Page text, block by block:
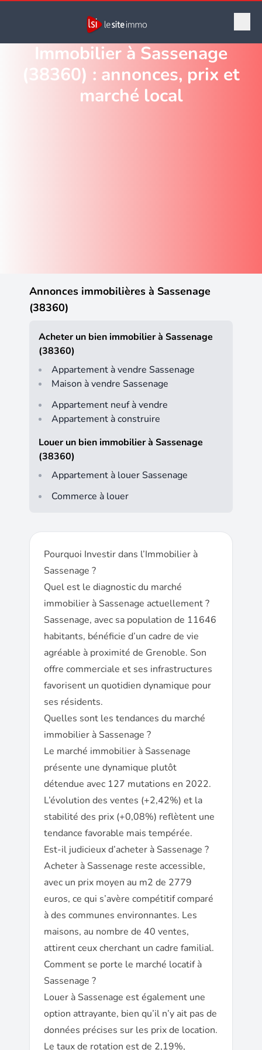
Immobilier à Sassenage
(38360) : annonces, prix et
marché local
Annonces immobilières à Sassenage
(38360)
Acheter un bien immobilier à Sassenage
(38360)
Appartement à vendre Sassenage
Maison à vendre Sassenage
Appartement neuf à vendre
Appartement à construire
Louer un bien immobilier à Sassenage
(38360)
Appartement à louer Sassenage
Commerce à louer
Pourquoi Investir dans l’Immobilier à
Sassenage ?
Quel est le diagnostic du marché
immobilier à Sassenage actuellement ?
Sassenage, avec sa population de 11646
habitants, bénéficie d’un cadre de vie
agréable à proximité de Grenoble. Son
offre commerciale et ses infrastructures
favorisent un quotidien dynamique pour
ses résidents.
Quelles sont les tendances du marché
immobilier à Sassenage ?
Le marché immobilier à Sassenage
présente une dynamique plutôt
détendue avec 127 mutations en 2022.
L’évolution des ventes (+2,42%) et la
stabilité des prix (+0,08%) reflètent une
tendance favorable mais tempérée.
Est-il judicieux d’acheter à Sassenage ?
Acheter à Sassenage reste accessible,
avec un prix moyen au m2 de 2779
euros, ce qui s’avère compétitif comparé
à des communes environnantes. Les
maisons, au nombre de 40 ventes,
attirent ceux cherchant un cadre familial.
Comment se porte le marché locatif à
Sassenage ?
Louer à Sassenage est également une
option attrayante, bien qu’il n’y ait pas de
données précises sur les prix de location.
Le taux de rotation est de 2,19%,